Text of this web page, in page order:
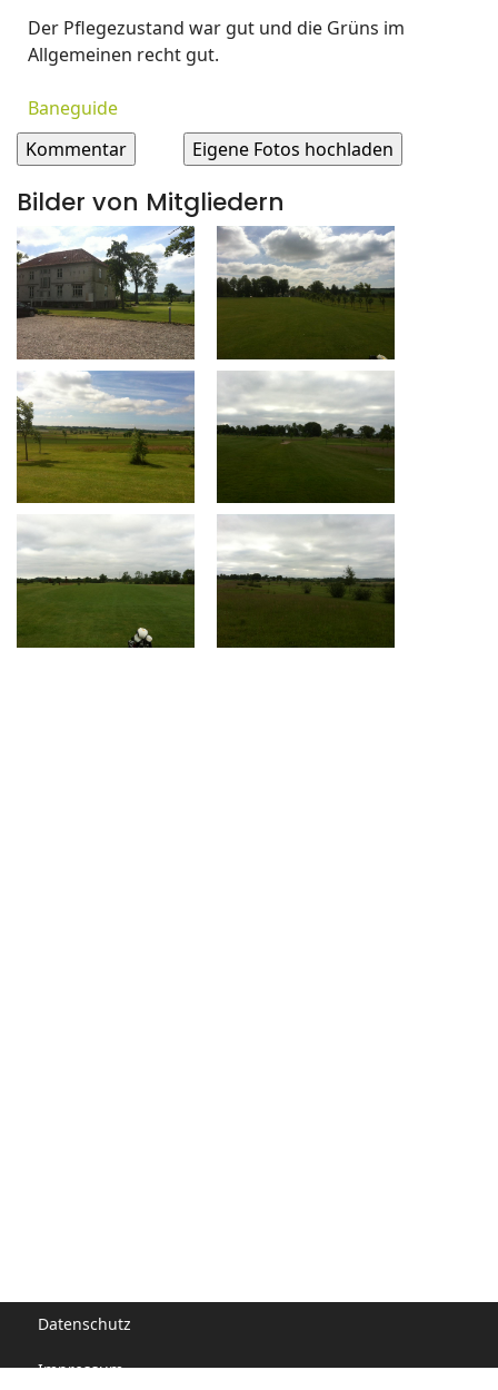
Der Pflegezustand war gut und die Grüns im
Allgemeinen recht gut.
Baneguide
Bilder von Mitgliedern
Datenschutz
Impressum